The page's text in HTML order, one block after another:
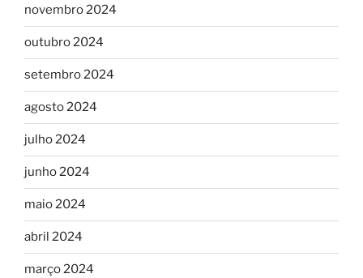
novembro 2024
outubro 2024
setembro 2024
agosto 2024
julho 2024
junho 2024
maio 2024
abril 2024
março 2024